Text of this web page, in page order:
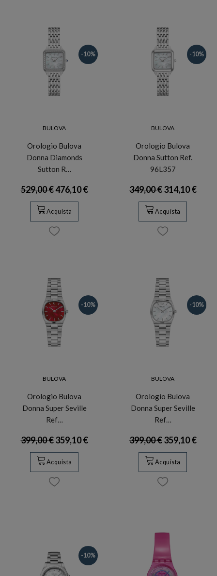
-10%
BULOVA
Orologio Bulova
Donna Diamonds
Sutton R…
529,00 €476,10 €
Acquista
-10%
BULOVA
Orologio Bulova
Donna Sutton Ref.
96L357
349,00 €314,10 €
Acquista
-10%
BULOVA
Orologio Bulova
Donna Super Seville
Ref…
399,00 €359,10 €
Acquista
-10%
BULOVA
Orologio Bulova
Donna Super Seville
Ref…
399,00 €359,10 €
Acquista
-10%